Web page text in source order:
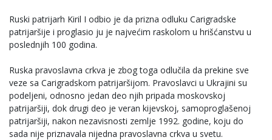
Ruski patrijarh Kiril I odbio je da prizna odluku Carigradske
patrijaršije i proglasio ju je najvećim raskolom u hrišćanstvu u
poslednjih 100 godina.
Ruska pravoslavna crkva je zbog toga odlučila da prekine sve
veze sa Carigradskom patrijaršijom. Pravoslavci u Ukrajini su
podeljeni, odnosno jedan deo njih pripada moskovskoj
patrijaršiji, dok drugi deo je veran kijevskoj, samoproglašenoj
patrijaršiji, nakon nezavisnosti zemlje 1992. godine, koju do
sada nije priznavala nijedna pravoslavna crkva u svetu.